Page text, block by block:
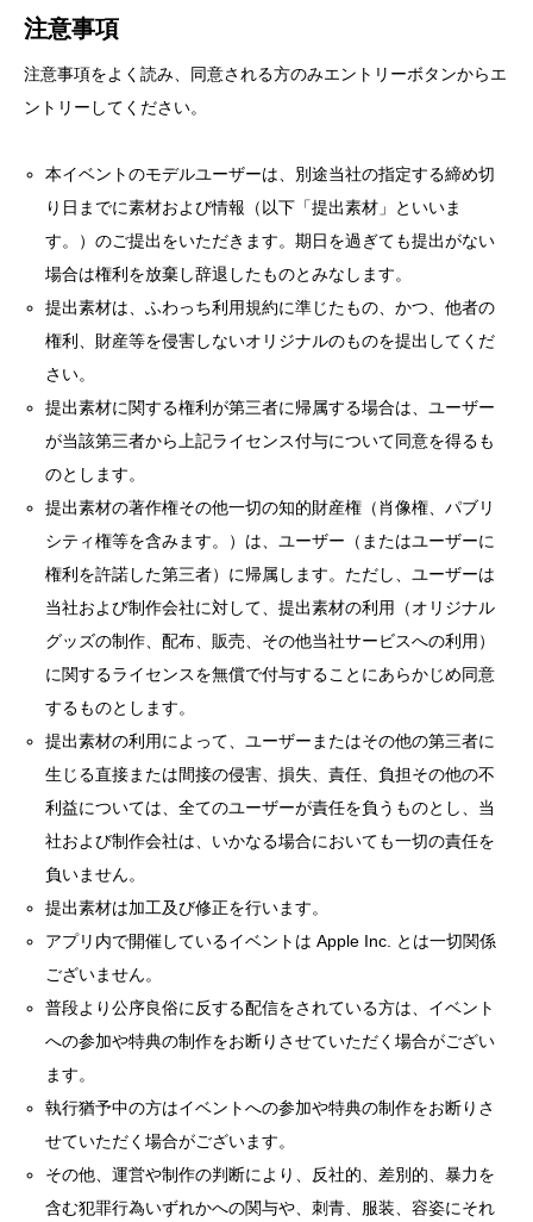
注意事項
注意事項をよく読み、同意される方のみエントリーボタンからエ
ントリーしてください。
本イベントのモデルユーザーは、別途当社の指定する締め切
り日までに素材および情報（以下「提出素材」といいま
す。）のご提出をいただきます。期日を過ぎても提出がない
場合は権利を放棄し辞退したものとみなします。
提出素材は、ふわっち利用規約に準じたもの、かつ、他者の
権利、財産等を侵害しないオリジナルのものを提出してくだ
さい。
提出素材に関する権利が第三者に帰属する場合は、ユーザー
が当該第三者から上記ライセンス付与について同意を得るも
のとします。
提出素材の著作権その他一切の知的財産権（肖像権、パブリ
シティ権等を含みます。）は、ユーザー（またはユーザーに
権利を許諾した第三者）に帰属します。ただし、ユーザーは
当社および制作会社に対して、提出素材の利用（オリジナル
グッズの制作、配布、販売、その他当社サービスへの利用）
に関するライセンスを無償で付与することにあらかじめ同意
するものとします。
提出素材の利用によって、ユーザーまたはその他の第三者に
生じる直接または間接の侵害、損失、責任、負担その他の不
利益については、全てのユーザーが責任を負うものとし、当
社および制作会社は、いかなる場合においても一切の責任を
負いません。
提出素材は加工及び修正を行います。
アプリ内で開催しているイベントは Apple Inc. とは一切関係
ございません。
普段より公序良俗に反する配信をされている方は、イベント
への参加や特典の制作をお断りさせていただく場合がござい
ます。
執行猶予中の方はイベントへの参加や特典の制作をお断りさ
せていただく場合がございます。
その他、運営や制作の判断により、反社的、差別的、暴力を
含む犯罪行為いずれかへの関与や、刺青、服装、容姿にそれ